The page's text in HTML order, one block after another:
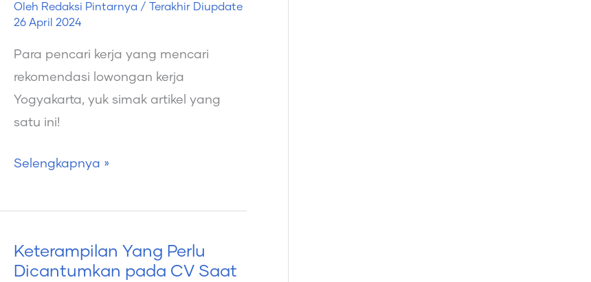
Oleh Redaksi Pintarnya / Terakhir Diupdate
26 April 2024
Para pencari kerja yang mencari
rekomendasi lowongan kerja
Yogyakarta, yuk simak artikel yang
satu ini!
Kerja
2022
Selengkapnya »
Keterampilan Yang Perlu
Dicantumkan pada CV Saat
Keterampilan
Yang